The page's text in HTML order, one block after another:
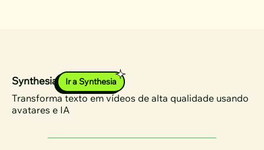
Synthesia Ir a Synthesia
Transforma texto em vídeos de alta qualidade usando
avatares e IA